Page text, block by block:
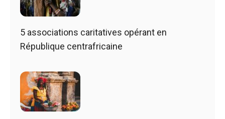
5 associations caritatives opérant en
République centrafricaine